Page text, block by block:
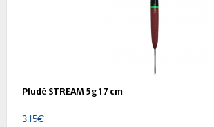
Pludė STREAM 5g 17 cm
3.15€